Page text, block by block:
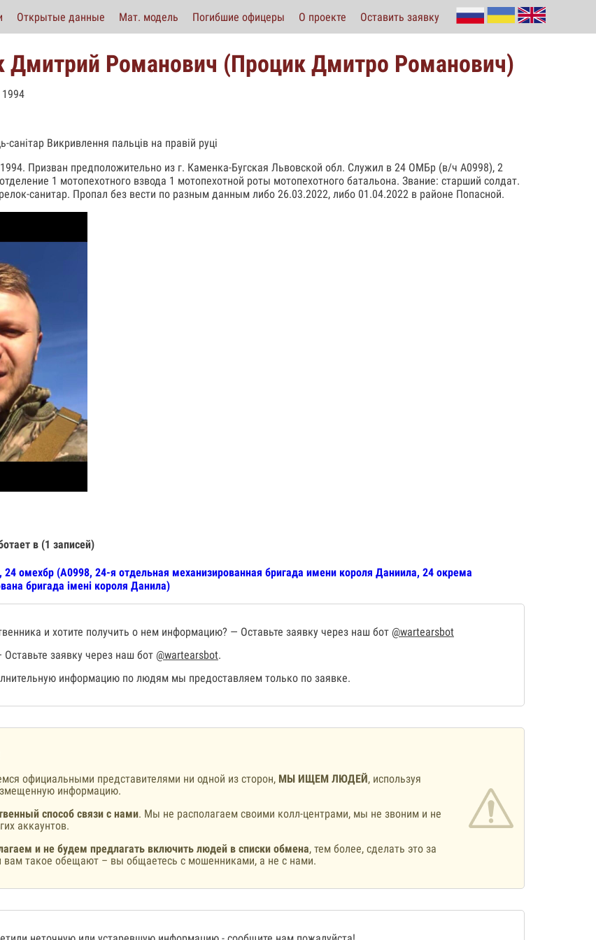
Открытые данные Мат. модель Погибшие офицеры О проекте Оставить заявку
Дмитрий Романович (Процик Дмитро Романович)
санітар Викривлення пальців на правій руці
Призван предположительно из г. Каменка-Бугская Львовской обл. Служил в 24 ОМБр (в/ч А0998), 2
1 мотопехотного взвода 1 мотопехотной роты мотопехотного батальона. Звание: старший солдат.
санитар. Пропал без вести по разным данным либо 26.03.2022, либо 01.04.2022 в районе Попасной.
в (1 записей)
омехбр (А0998, 24-я отдельная механизированная бригада имени короля Даниила, 24 окрема
бригада імені короля Данила)
и хотите получить о нем информацию? — Оставьте заявку через наш бот @wartearsbot
заявку через наш бот @wartearsbot.
информацию по людям мы предоставляем только по заявке.
официальными представителями ни одной из сторон, МЫ ИЩЕМ ЛЮДЕЙ, используя
информацию.
способ связи с нами. Мы не располагаем своими колл-центрами, мы не звоним и не
аккаунтов.
и не будем предлагать включить людей в списки обмена, тем более, сделать это за
вам такое обещают – вы общаетесь с мошенниками, а не с нами.